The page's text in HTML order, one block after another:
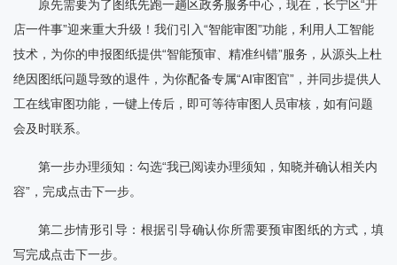
原先需要为了图纸先跑一趟区政务服务中心，现在，长宁区“开
店一件事”迎来重大升级！我们引入“智能审图”功能，利用人工智能
技术，为你的申报图纸提供“智能预审、精准纠错”服务，从源头上杜
绝因图纸问题导致的退件，为你配备专属“AI审图官”，并同步提供人
工在线审图功能，一键上传后，即可等待审图人员审核，如有问题
会及时联系。
第一步办理须知：勾选“我已阅读办理须知，知晓并确认相关内
容”，完成点击下一步。
第二步情形引导：根据引导确认你所需要预审图纸的方式，填
写完成点击下一步。